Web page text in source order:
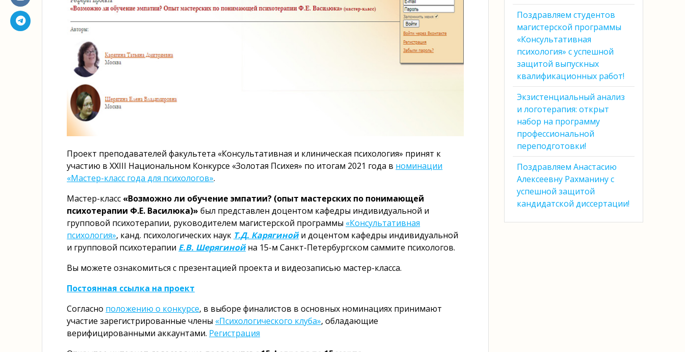
Проект преподавателей факультета «Консультативная и клиническая психология» принят к
участию в XXIII Национальном Конкурсе «Золотая Психея» по итогам 2021 года в номинации
«Мастер-класс года для психологов».
Мастер-класс «Возможно ли обучение эмпатии? (опыт мастерских по понимающей
психотерапии Ф.Е. Василюка)» был представлен доцентом кафедры индивидуальной и
групповой психотерапии, руководителем магистерской программы «Консультативная
психология», канд. психологических наук Т.Д. Карягиной и доцентом кафедры индивидуальной
и групповой психотерапии Е.В. Шерягиной на 15-м Санкт-Петербургском саммите психологов.
Вы можете ознакомиться с презентацией проекта и видеозаписью мастер-класса.
Постоянная ссылка на проект
Согласно положению о конкурсе, в выборе финалистов в основных номинациях принимают
участие зарегистрированные члены «Психологического клуба», обладающие
верифицированными аккаунтами. Регистрация
Поздравляем студентов
магистерской программы
«Консультативная
психология» с успешной
защитой выпускных
квалификационных работ!
Экзистенциальный анализ
и логотерапия: открыт
набор на программу
профессиональной
переподготовки!
Поздравляем Анастасию
Алексеевну Рахманину с
успешной защитой
кандидатской диссертации!